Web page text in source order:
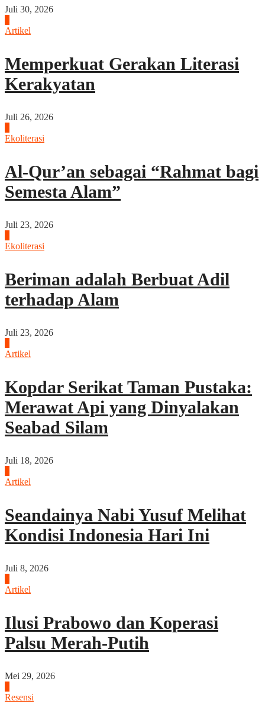
Juli 30, 2026
Artikel
Memperkuat Gerakan Literasi
Kerakyatan
Juli 26, 2026
Ekoliterasi
Al-Qur’an sebagai “Rahmat bagi
Semesta Alam”
Juli 23, 2026
Ekoliterasi
Beriman adalah Berbuat Adil
terhadap Alam
Juli 23, 2026
Artikel
Kopdar Serikat Taman Pustaka:
Merawat Api yang Dinyalakan
Seabad Silam
Juli 18, 2026
Artikel
Seandainya Nabi Yusuf Melihat
Kondisi Indonesia Hari Ini
Juli 8, 2026
Artikel
Ilusi Prabowo dan Koperasi
Palsu Merah-Putih
Mei 29, 2026
Resensi